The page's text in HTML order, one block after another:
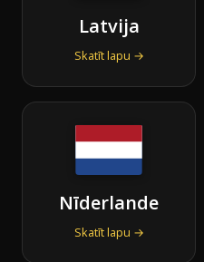
Latvija
Skatīt lapu →
Nīderlande
Skatīt lapu →